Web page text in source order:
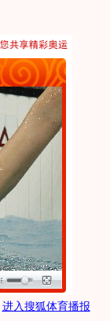
进入搜狐体育播报